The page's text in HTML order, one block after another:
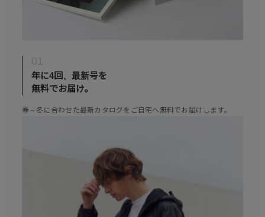
01
年に4回、最新号を
無料でお届け。
春～冬に合わせた最新カタログをご自宅へ無料でお届けします。